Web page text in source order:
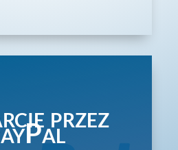
przez